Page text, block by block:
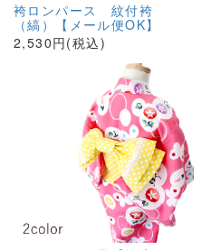
袴ロンパース 紋付袴
（縞）【メール便OK】
2,530円(税込)